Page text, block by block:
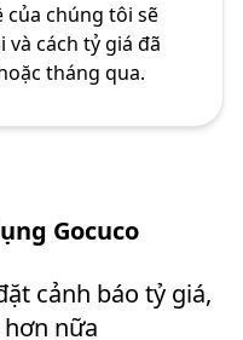
của chúng tôi sẽ
cách tỷ giá đã
tháng qua.
Gocuco
cảnh báo tỷ giá,
nữa